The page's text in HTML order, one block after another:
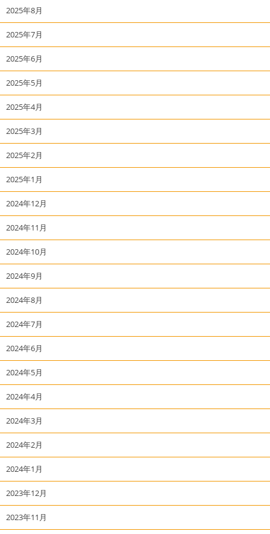
2025年8月
2025年7月
2025年6月
2025年5月
2025年4月
2025年3月
2025年2月
2025年1月
2024年12月
2024年11月
2024年10月
2024年9月
2024年8月
2024年7月
2024年6月
2024年5月
2024年4月
2024年3月
2024年2月
2024年1月
2023年12月
2023年11月